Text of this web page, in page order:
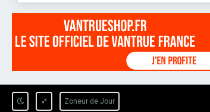
Zoneur de Jour